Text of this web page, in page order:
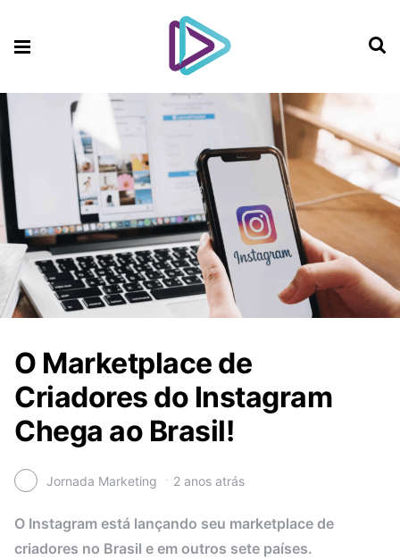
O Marketplace de
Criadores do Instagram
Chega ao Brasil!
Jornada Marketing 2 anos atrás
O Instagram está lançando seu marketplace de
criadores no Brasil e em outros sete países.